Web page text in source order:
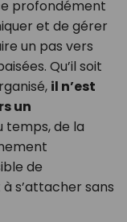
profondément
et de gérer
un pas vers
Qu’il soit
il n’est
un
temps, de la
de
s’attacher sans